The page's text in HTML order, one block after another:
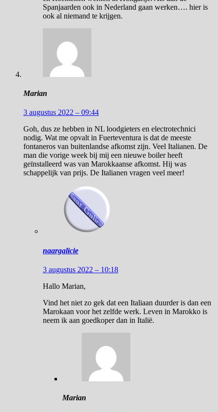
Spanjaarden ook in Nederland gaan werken…. hier is
ook al niemand te krijgen.
Marian
3 augustus 2022 – 09:44
Goh, dus ze hebben in NL loodgieters en electrotechnici
nodig. Wat me opvalt in Fuerteventura is dat de meeste
fontaneros van buitenlandse afkomst zijn. Veel Italianen. De
man die vorige week bij mij een nieuwe boiler heeft
geïnstalleerd was van Marokkaanse afkomst. Hij was
schappelijk van prijs. De Italianen vragen veel meer!
naargalicie
3 augustus 2022 – 10:18
Hallo Marian,
Vind het niet zo gek dat een Italiaan duurder is dan een
Marokaan voor het zelfde werk. Leven in Marokko is
neem ik aan goedkoper dan in Italië.
Marian